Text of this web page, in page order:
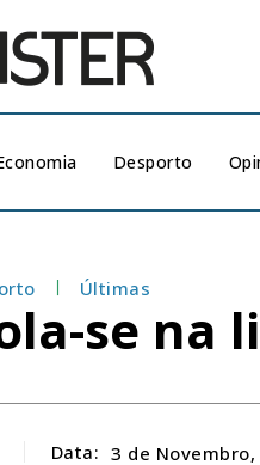
Desporto
Últimas
se na
Data: 3 de Novembro,